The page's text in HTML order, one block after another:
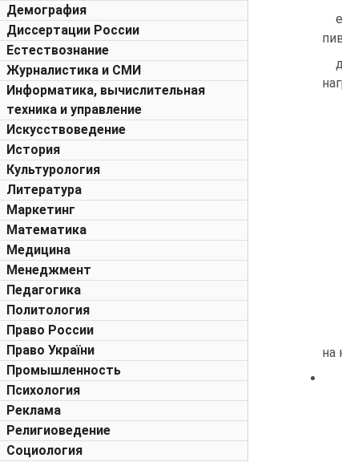
Демография
Диссертации России
Естествознание
Журналистика и СМИ
Информатика, вычислительная
техника и управление
Искусствоведение
История
Культурология
Литература
Маркетинг
Математика
Медицина
Менеджмент
Педагогика
Политология
Право России
Право України
Промышленность
Психология
Реклама
Религиоведение
Социология
на